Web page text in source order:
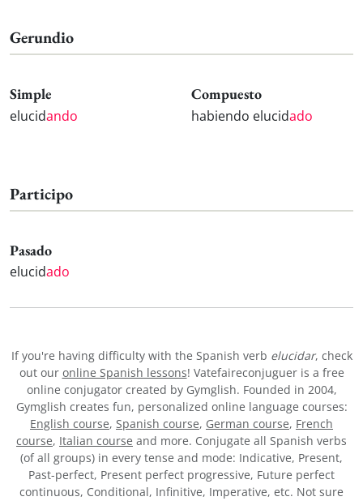
Gerundio
Simple
elucidando
Compuesto
habiendo elucidado
Participo
Pasado
elucidado
If you're having difficulty with the Spanish verb elucidar, check
out our online Spanish lessons! Vatefaireconjuguer is a free
online conjugator created by Gymglish. Founded in 2004,
Gymglish creates fun, personalized online language courses:
English course, Spanish course, German course, French
course, Italian course and more. Conjugate all Spanish verbs
(of all groups) in every tense and mode: Indicative, Present,
Past-perfect, Present perfect progressive, Future perfect
continuous, Conditional, Infinitive, Imperative, etc. Not sure